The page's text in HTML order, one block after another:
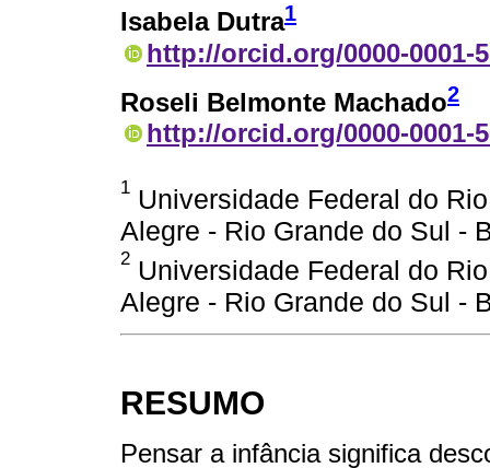
Isabela Dutra1
http://orcid.org/0000-0001-
Roseli Belmonte Machado2
http://orcid.org/0000-0001-
1 Universidade Federal do
Alegre - Rio Grande do Sul -
2 Universidade Federal do
Alegre - Rio Grande do Sul -
RESUMO
Pensar a infância significa